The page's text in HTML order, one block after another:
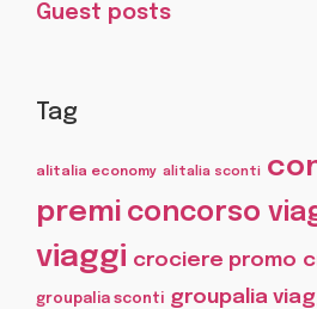
Guest posts
Tag
alitalia economy alitalia sconti
premi concorso
viaggi crociere promo
groupalia sconti groupalia